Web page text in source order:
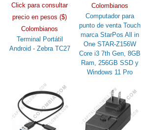
Click para consultar
precio en pesos ($)
Colombianos
Terminal Portátil
Android - Zebra TC27
Colombianos
Computador para
punto de venta Touch
marca StarPos All in
One STAR-Z156W
Core i3 7th Gen, 8GB
Ram, 256GB SSD y
Windows 11 Pro